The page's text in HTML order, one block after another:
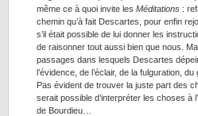
même ce à quoi invite les Méditations :
chemin qu’à fait Descartes, pour enfin
s’il était possible de lui donner les
de raisonner tout aussi bien que nous.
passages dans lesquels Descartes
l’évidence, de l’éclair, de la fulguration,
Pas évident de trouver la juste part des
serait possible d’interpréter les choses à
de Bourdieu…